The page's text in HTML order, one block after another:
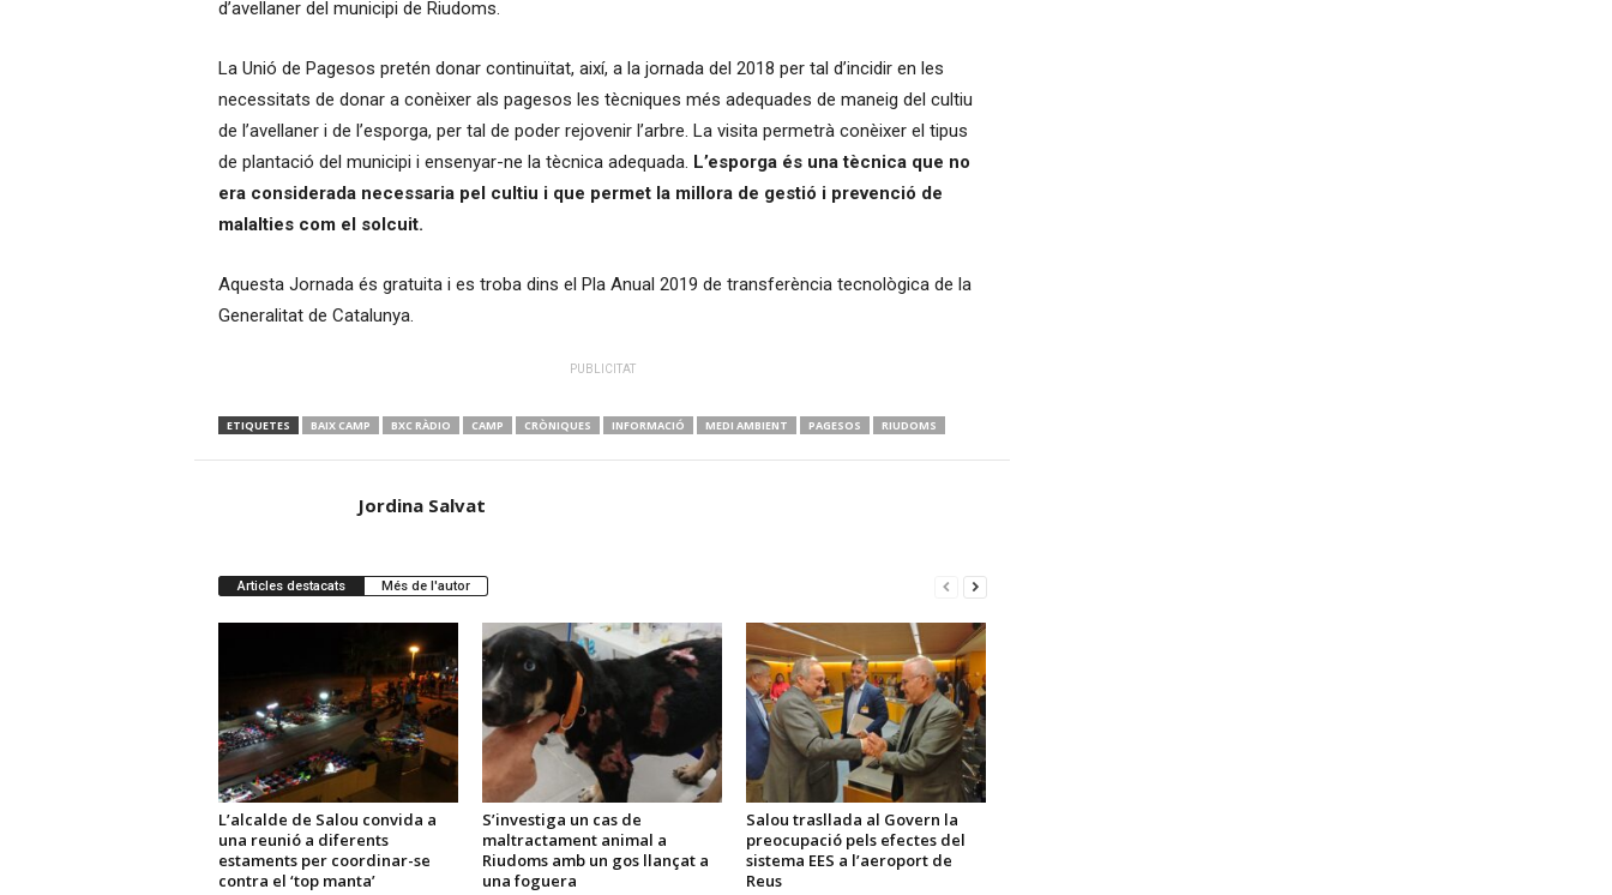
d’avellaner del municipi de Riudoms.
La Unió de Pagesos pretén donar continuïtat, així, a la jornada del 2018 per tal d’incidir en les
necessitats de donar a conèixer als pagesos les tècniques més adequades de maneig del cultiu
de l’avellaner i de l’esporga, per tal de poder rejovenir l’arbre. La visita permetrà conèixer el tipus
de plantació del municipi i ensenyar-ne la tècnica adequada. L’esporga és una tècnica que no
era considerada necessaria pel cultiu i que permet la millora de gestió i prevenció de
malalties com el solcuit.
Aquesta Jornada és gratuita i es troba dins el Pla Anual 2019 de transferència tecnològica de la
Generalitat de Catalunya.
PUBLICITAT
ETIQUETES BAIX CAMP BXC RÀDIO CAMP CRÒNIQUES INFORMACIÓ MEDI AMBIENT PAGESOS RIUDOMS
Jordina Salvat
Articles destacats Més de l'autor
L’alcalde de Salou convida a
una reunió a diferents
estaments per coordinar-se
contra el ‘top manta’
S’investiga un cas de
maltractament animal a
Riudoms amb un gos llançat a
una foguera
Salou trasllada al Govern la
preocupació pels efectes del
sistema EES a l’aeroport de
Reus